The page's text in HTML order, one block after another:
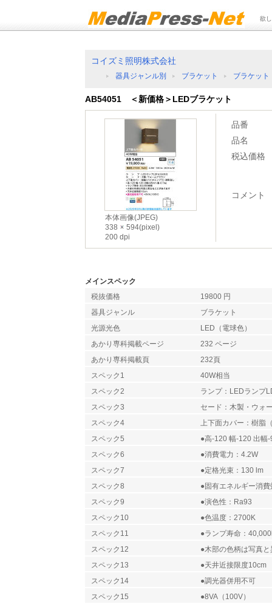
欲
コイズミ照明株式会社
器具ジャンル別 ブラケット ブラケット
AB54051 ＜新価格＞LEDブラケット
本体画像(JPEG)
338
594(pixel)
200 dpi
品番
品名
税込価格
コメント
メインスペック
税抜価格
19800 円
器具ジャンル
ブラケット
光源光色
LED（電球色）
あかり専科掲載ページ
232 ページ
あかり専科掲載頁
232頁
スペック1
40W相当
スペック2
ランプ：LEDランプ
スペック3
セード：木製・ウォ
スペック4
上下面カバー：樹脂
スペック5
●高-120 幅-120 出幅
スペック6
●消費電力：4.2W
スペック7
●定格光束：130 lm
スペック8
●固有エネルギー消
スペック9
●演色性：Ra93
スペック10
●色温度：2700K
スペック11
●ランプ寿命：
スペック12
●木部の色柄は写真
スペック13
●天井近接限度10cm
スペック14
●調光器併用不可
スペック15
●8VA（100V）